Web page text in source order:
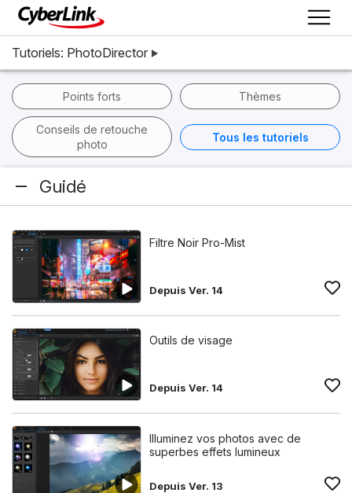
Tutoriels: PhotoDirector
Points forts Thèmes
Conseils de retouche
photo
Tous les tutoriels
Guidé
Filtre Noir Pro-Mist
Depuis Ver. 14
Outils de visage
Depuis Ver. 14
Illuminez vos photos avec de
superbes effets lumineux
Depuis Ver. 13